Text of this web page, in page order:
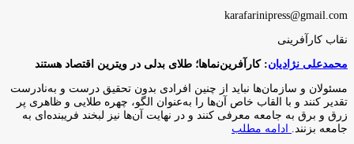
karafarinipress@gmail.com
نقاب کارآفرینی
محمدعلی نژادیان: کارآفرین‌نماها؛ طلای بدلی در ویترین اقتصاد هستند
مسئولان و سازمان‌ها نباید از چنین افرادی بدون تحقیق درست و به‌نادرست
تقدیر کنند و با القاب خاص آ‌ن‌ها را به‌عنوان الگو، چهره طلایی و ظاهری پر
زرق و برق به جامعه معرفی کنند و در نهایت آن‌ها نیز لبخند فریبنده‌ای به
جامعه بزنند.
ادامه مطلب